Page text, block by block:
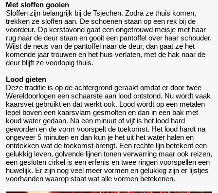
Met sloffen gooien
Sloffen zijn belangrijk bij de Tsjechen. Zodra ze thuis komen,
trekken ze sloffen aan. De schoenen staan op een rek bij de
voordeur. Op kerstavond gaat een ongetrouwd meisje met haar
rug naar de deur staan en gooit een pantoffel over haar schouder.
Wijst de neus van de pantoffel naar de deur, dan gaat ze het
komende jaar trouwen en het huis verlaten, met de hak naar de
deur blijft ze voorlopig thuis.
Lood gieten
Deze traditie is op de achtergrond geraakt omdat er door twee
Wereldoorlogen een schaarste aan lood ontstond. Nu wordt vaak
kaarsvet gebruikt en dat werkt ook. Lood wordt op een metalen
lepel boven een kaarsvlam gesmolten en dan in een bak met
koud water gedaan. Na een minuut of vijf is het lood hard
geworden en de vorm voorspelt de toekomst. Het lood hardt na
ongeveer 5 minuten en dan kun je het uit het water halen en
ontdekken wat de toekomst brengt. Een rechte lijn betekent een
gelukkig leven, golvende lijnen tonen verwarring maar ook reizen,
een gesloten cirkel is een erfenis en twee ringen voorspellen een
huwelijk. Er zijn nog veel meer vormen en gelukkig zijn er lijstjes
voorhanden waarop staat wat alle vormen betekenen.